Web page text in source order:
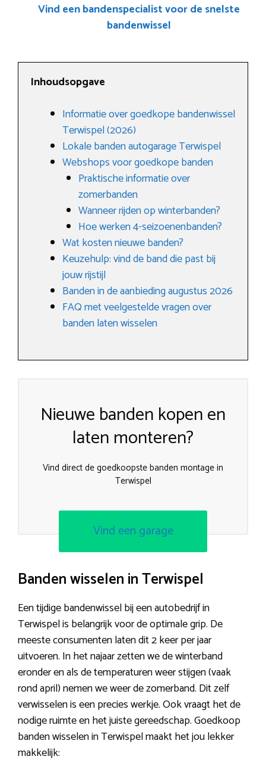
Vind een bandenspecialist voor de snelste
bandenwissel
Inhoudsopgave
Informatie over goedkope bandenwissel
Terwispel (2026)
Lokale banden autogarage Terwispel
Webshops voor goedkope banden
Praktische informatie over
zomerbanden
Wanneer rijden op winterbanden?
Hoe werken 4-seizoenenbanden?
Wat kosten nieuwe banden?
Keuzehulp: vind de band die past bij
jouw rijstijl
Banden in de aanbieding augustus 2026
FAQ met veelgestelde vragen over
banden laten wisselen
Nieuwe banden kopen en
laten monteren?
Vind direct de goedkoopste banden montage in
Terwispel
Vind een garage
Banden wisselen in Terwispel
Een tijdige bandenwissel bij een autobedrijf in
Terwispel is belangrijk voor de optimale grip. De
meeste consumenten laten dit 2 keer per jaar
uitvoeren. In het najaar zetten we de winterband
eronder en als de temperaturen weer stijgen (vaak
rond april) nemen we weer de zomerband. Dit zelf
verwisselen is een precies werkje. Ook vraagt het de
nodige ruimte en het juiste gereedschap. Goedkoop
banden wisselen in Terwispel maakt het jou lekker
makkelijk: